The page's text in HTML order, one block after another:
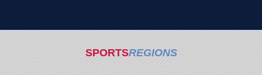
SPORTSREGIONS